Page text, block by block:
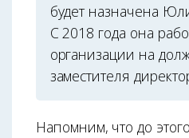
будет назначена
С 2018 года она
организации на
заместителя
Напомним, что до